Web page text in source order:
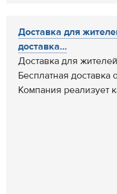
Доставка для
доставка...
Доставка для
Бесплатная доставка
Компания реализует